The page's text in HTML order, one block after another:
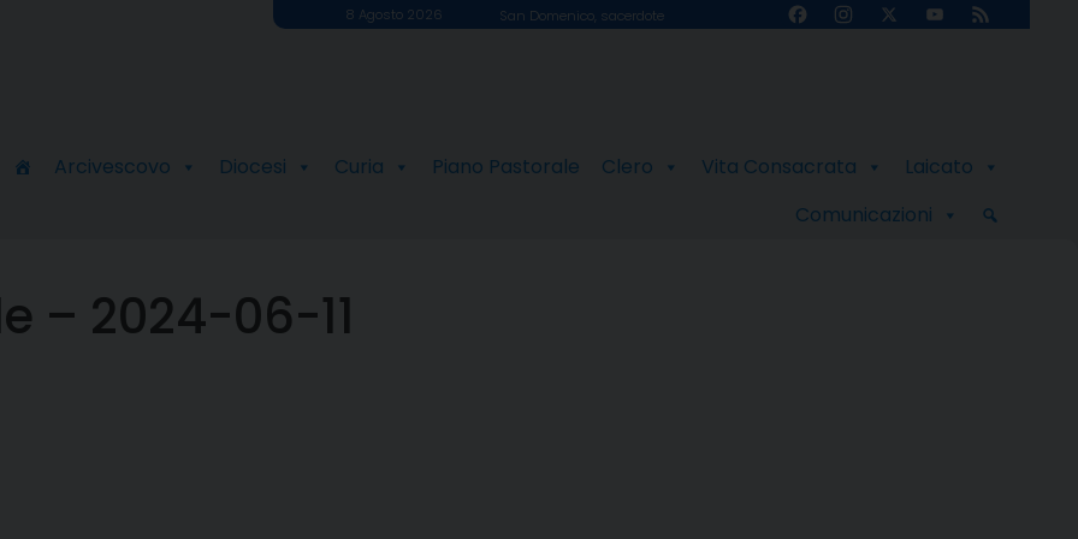
8 Agosto 2026 San Domenico, sacerdote FacebookInstagram
X
YouTube
Feed
Arcivescovo Diocesi Curia Piano Pastorale Clero Vita Consacrata
Laicato
Comunicazioni
– 2024-06-11